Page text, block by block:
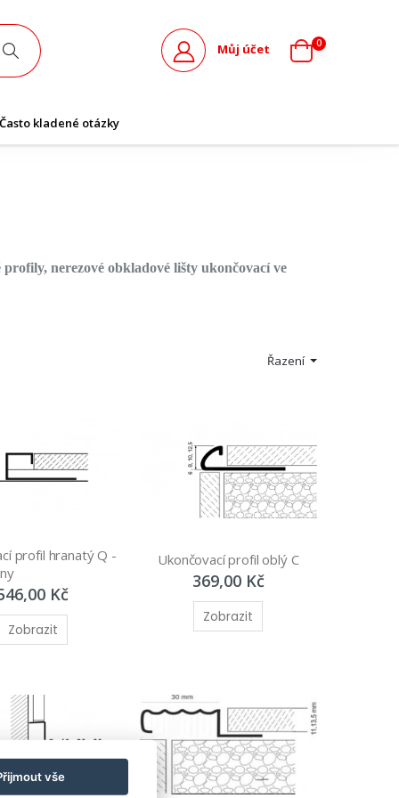
Můj účet 0
Často kladené otázky
nerezové obkladové lišty ukončovací ve
Řazení
profil hranatý Q -
Kč
Zobrazit
Ukončovací profil oblý C
369,00 Kč
Zobrazit
vše